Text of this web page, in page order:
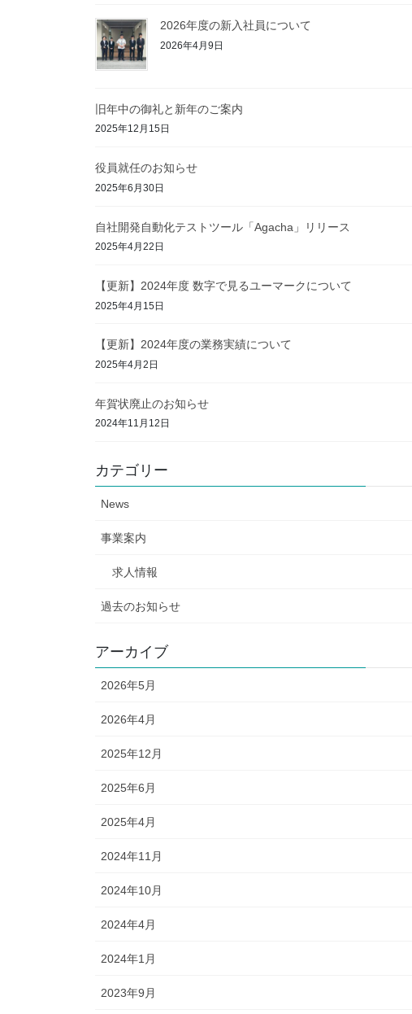
2026年度の新入社員について
2026年4月9日
旧年中の御礼と新年のご案内
2025年12月15日
役員就任のお知らせ
2025年6月30日
自社開発自動化テストツール「Agacha」リリース
2025年4月22日
【更新】2024年度 数字で見るユーマークについて
2025年4月15日
【更新】2024年度の業務実績について
2025年4月2日
年賀状廃止のお知らせ
2024年11月12日
カテゴリー
News
事業案内
求人情報
過去のお知らせ
アーカイブ
2026年5月
2026年4月
2025年12月
2025年6月
2025年4月
2024年11月
2024年10月
2024年4月
2024年1月
2023年9月